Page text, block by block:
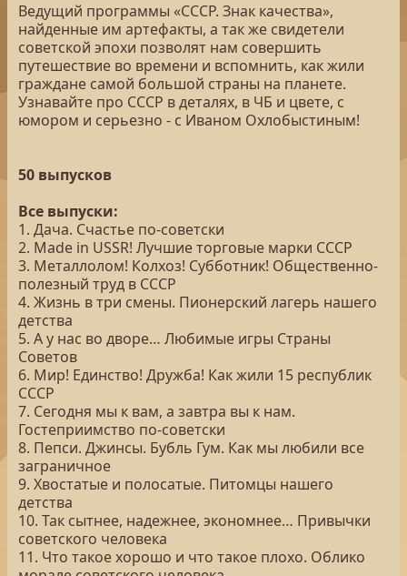
Ведущий программы «СССР. Знак качества»,
найденные им артефакты, а так же свидетели
советской эпохи позволят нам совершить
путешествие во времени и вспомнить, как жили
граждане самой большой страны на планете.
Узнавайте про СССР в деталях, в ЧБ и цвете, с
юмором и серьезно - с Иваном Охлобыстиным!
50 выпусков
Все выпуски:
1. Дача. Счастье по-советски
2. Made in USSR! Лучшие торговые марки СССР
3. Металлолом! Колхоз! Субботник! Общественно-
полезный труд в СССР
4. Жизнь в три смены. Пионерский лагерь нашего
детства
5. А у нас во дворе… Любимые игры Страны
Советов
6. Мир! Единство! Дружба! Как жили 15 республик
СССР
7. Сегодня мы к вам, а завтра вы к нам.
Гостеприимство по-советски
8. Пепси. Джинсы. Бубль Гум. Как мы любили все
заграничное
9. Хвостатые и полосатые. Питомцы нашего
детства
10. Так сытнее, надежнее, экономнее… Привычки
советского человека
11. Что такое хорошо и что такое плохо. Облико